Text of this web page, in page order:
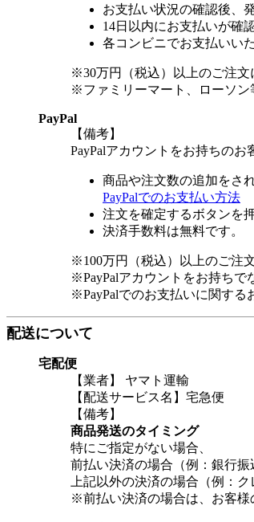
お支払い状況の確認後、
14日以内にお支払いが確
各コンビニでお支払いい
※30万円（税込）以上のご注文
※ファミリーマート、ローソン
PayPal
【備考】
PayPalアカウントをお持ちのお
商品や注文数の追加をさ
PayPalでのお支払い方法
注文を確定するボタンを
決済手数料は無料です。
※100万円（税込）以上のご注
※PayPalアカウントをお持ちで
※PayPalでのお支払いに関する
配送について
宅配便
【業者】 ヤマト運輸
【配送サービス名】宅急便
【備考】
商品発送のタイミング
特にご指定がない場合、
前払い決済の場合（例：銀行
上記以外の決済の場合（例：
※前払い決済の場合は、お客様